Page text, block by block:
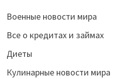
Военные новости мира
Все о кредитах и займах
Диеты
Кулинарные новости мира